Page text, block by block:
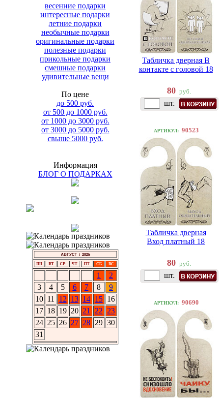
весенние подарки
интересные подарки
летние подарки
необычные подарки
оригинальные подарки
полезные подарки
прикольные подарки
смешные подарки
удивительные вещи
По цене
до 500 руб.
от 500 до 1000 руб.
от 1000 до 3000 руб.
от 3000 до 5000 руб.
свыше 5000 руб.
Информация
БЛОГ О ПОДАРКАХ
АВГУСТ / 2026
ПН ВТ СР ЧТ ПТ СБ ВС
1
2
3
4 5 6 7 8
9
10 11 12 13 14 15 16
17 18 19 20 21 22
23
24 25 26 27 28 29 30
31
Табличка дверная В
контакте с головой 18
80 руб.
шт.
АРТИКУЛ: 90523
Табличка дверная
Вход платный 18
80 руб.
шт.
АРТИКУЛ: 90690